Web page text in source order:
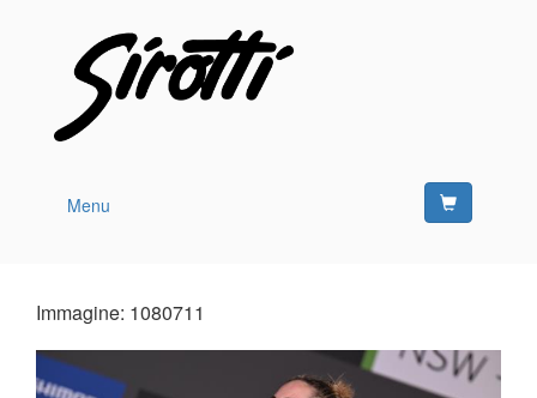
Menu
Immagine: 1080711